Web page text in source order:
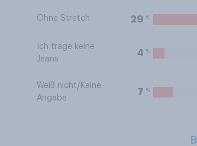
Ohne Stretch 29 %
Ich trage keine
Jeans
4 %
Weiß nicht/Keine
Angabe
7 %